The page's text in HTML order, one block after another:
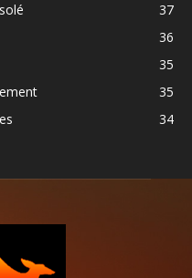
37
36
35
35
34